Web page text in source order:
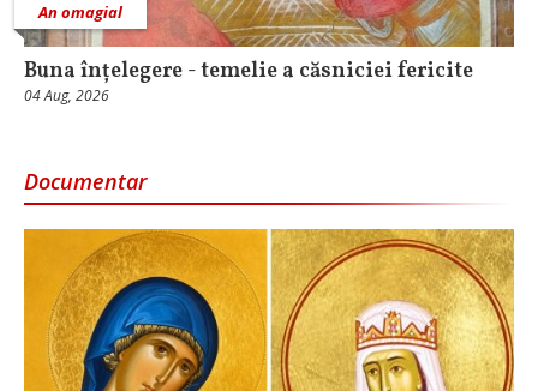
An omagial
Buna înțelegere - temelie a căsniciei fericite
04 Aug, 2026
Documentar